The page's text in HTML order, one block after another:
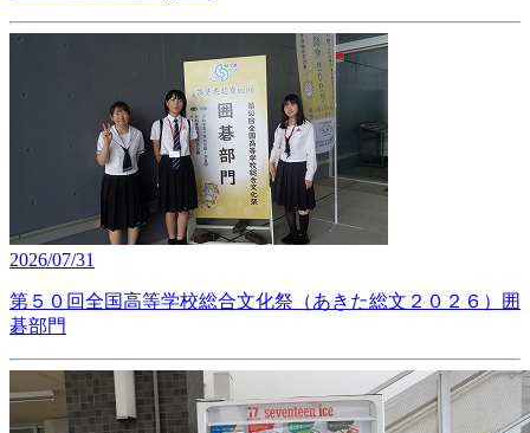
2026/07/31
第５０回全国高等学校総合文化祭（あきた総文２０２６）囲
碁部門